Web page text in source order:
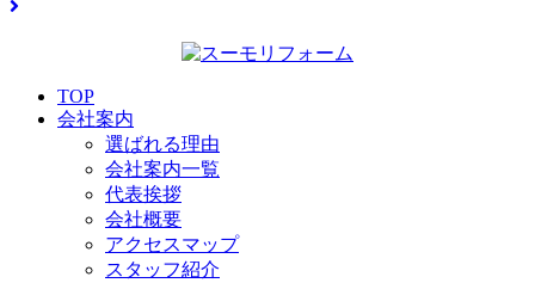
TOP
会社案内
選ばれる理由
会社案内一覧
代表挨拶
会社概要
アクセスマップ
スタッフ紹介